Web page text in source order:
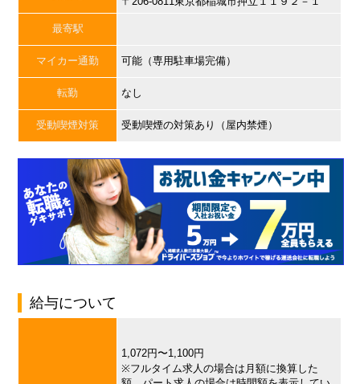
最寄駅
マイカー通勤 可能（専用駐車場完備）
転勤 なし
受動喫煙対策 受動喫煙の対策あり（屋内禁煙）
給与について
1,072円〜1,100円
※フルタイム求人の場合は月額に換算した